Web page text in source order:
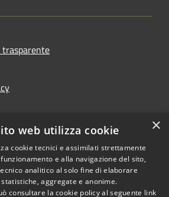
Copyright © 2026 • Comune di
×
web utilizza cookie
cookie tecnici e assimilati strettamente
e alla navigazione del sito,
analitico al solo fine di elaborare
aggregate e anonime.
consultare la cookie policy al seguente link